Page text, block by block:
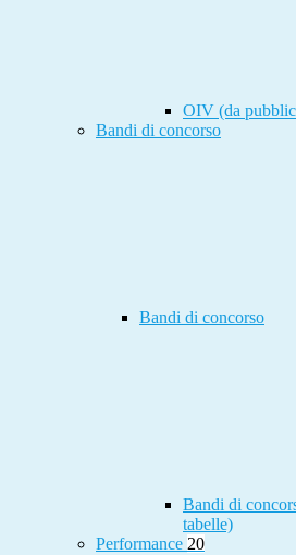
OIV (da
Bandi di concorso
Bandi di concorso
Bandi di
tabelle)
Performance 20